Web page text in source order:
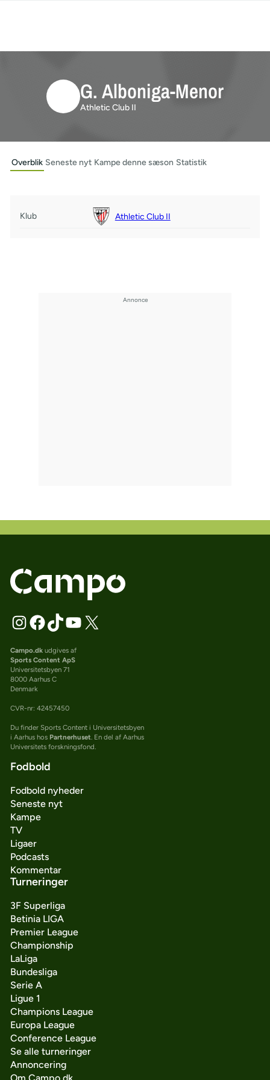
G. Alboniga-Menor
Athletic Club II
Overblik Seneste nyt Kampe denne sæson Statistik
Klub Athletic Club II
Campo.dkudgives af
Sports Content ApS
Universitetsbyen 71
8000 Aarhus C
Denmark
CVR-nr: 42457450
Du finder Sports Content i Universitetsbyen
i Aarhus hos Partnerhuset. En del af Aarhus
Universitets forskningsfond.
Fodbold
Fodbold nyheder
Seneste nyt
Kampe
TV
Ligaer
Podcasts
Kommentar
Turneringer
3F Superliga
Betinia LIGA
Premier League
Championship
LaLiga
Bundesliga
Serie A
Ligue 1
Champions League
Europa League
Conference League
Se alle turneringer
Annoncering